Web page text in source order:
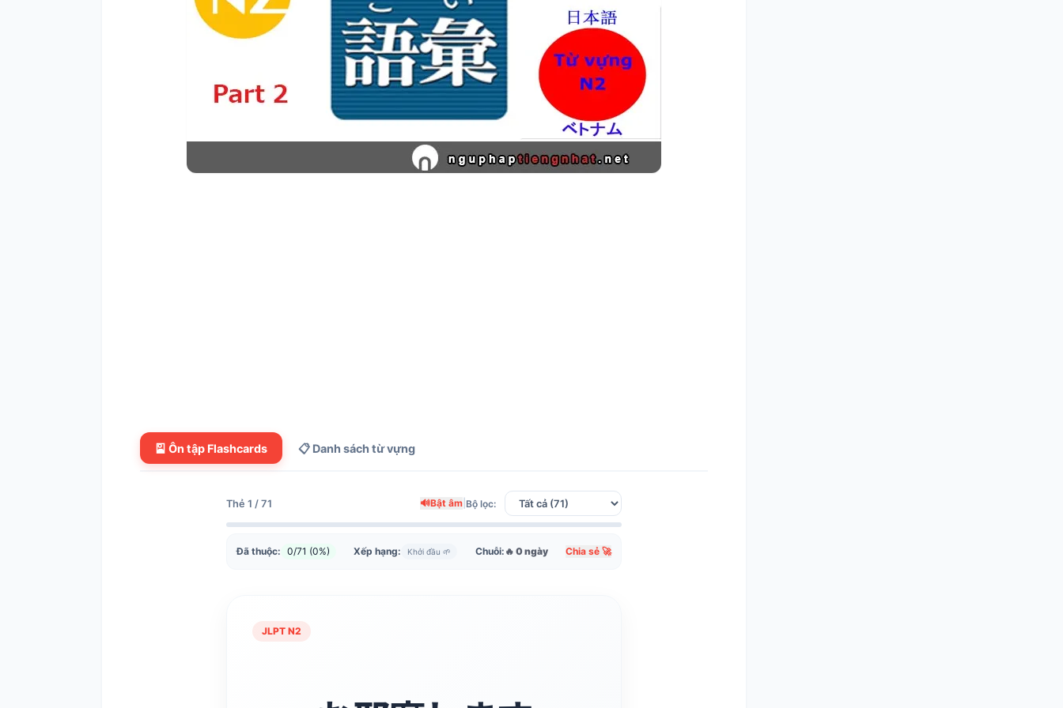
🎴 Ôn tập Flashcards 📋 Danh sách từ vựng
Thẻ 1 / 71 🔊Bật âm Bộ lọc:
Đã thuộc: 0/71 (0%) Xếp hạng: Khởi đầu 🌱 Chuỗi: 🔥 0 ngày Chia sẻ 🚀
JLPT N2